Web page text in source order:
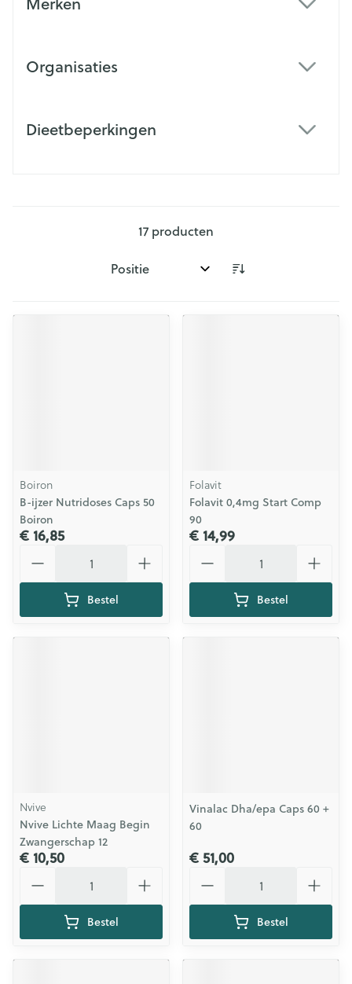
Organisaties
Dieetbeperkingen
17 producten
Sorteer op:
Boiron
B-ijzer Nutridoses Caps 50
Boiron
€ 16,85
Bestel
Folavit
Folavit 0,4mg Start Comp
90
€ 14,99
Bestel
Nvive
Nvive Lichte Maag Begin
Zwangerschap 12
€ 10,50
Bestel
Vinalac Dha/epa Caps 60 +
60
€ 51,00
Bestel